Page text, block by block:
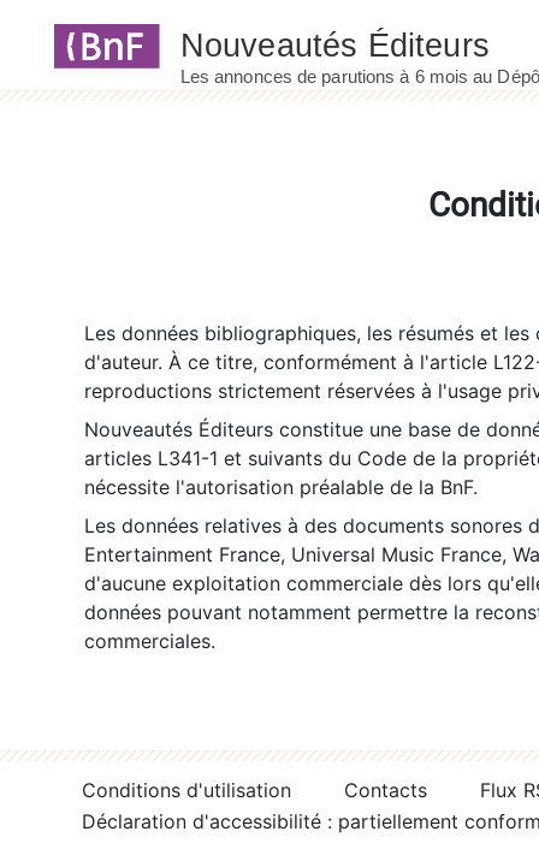
Les données bibliographiques, les résumés et
d'auteur. À ce titre, conformément à l'article
reproductions strictement réservées à l'usage
Nouveautés Éditeurs constitue une base de
articles L341-1 et suivants du Code de la
nécessite l'autorisation préalable de la BnF.
Les données relatives à des documents sonores
Entertainment France, Universal Music France,
d'aucune exploitation commerciale dès lors
données pouvant notamment permettre la
commerciales.
Conditions d'utilisation Contacts
Flux
Déclaration d'accessibilité : partiellement